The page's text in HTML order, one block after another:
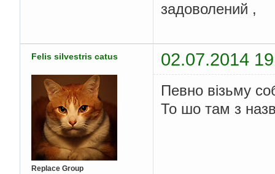
задоволений ,
Felis silvestris catus 02.07.2014
Replace Group
Певно візьму
То шо там з